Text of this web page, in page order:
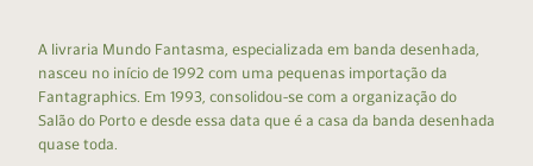
A livraria Mundo Fantasma, especializada em banda desenhada,
nasceu no início de 1992 com uma pequenas importação da
Fantagraphics. Em 1993, consolidou-se com a organização do
Salão do Porto e desde essa data que é a casa da banda desenhada
quase toda.